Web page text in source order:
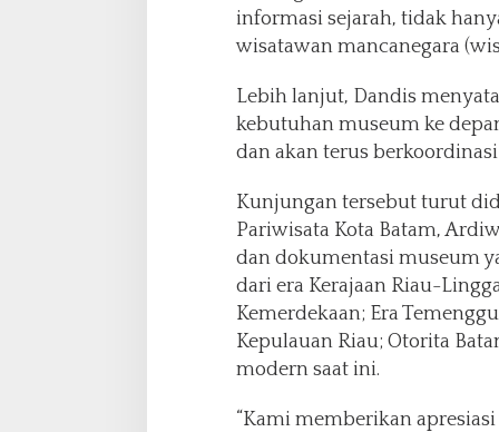
n
e
b
a
n
n
M
u
s
e
u
m
B
t
informasi sejarah, tidak
wisatawan mancanegara
Lebih lanjut, Dandis
kebutuhan museum ke
dan akan terus
Kunjungan tersebut turut
Pariwisata Kota Batam,
dan dokumentasi museum
dari era Kerajaan Riau-
Kemerdekaan; Era
Kepulauan Riau; Otorita
modern saat ini.
“Kami memberikan